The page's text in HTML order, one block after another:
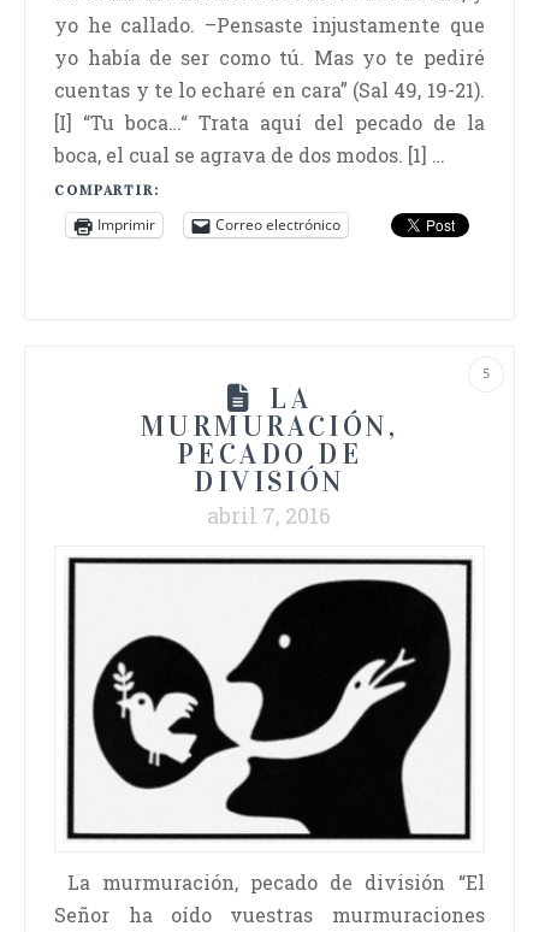
yo he callado. –Pensaste injustamente que
yo había de ser como tú. Mas yo te pediré
cuentas y te lo echaré en cara” (Sal 49, 19-21).
[I] “Tu boca…“ Trata aquí del pecado de la
boca, el cual se agrava de dos modos. [1] …
COMPARTIR:
Imprimir Correo electrónico
5
LA
MURMURACIÓN,
PECADO DE
DIVISIÓN
abril 7, 2016
La murmuración, pecado de división “El
Señor ha oído vuestras murmuraciones